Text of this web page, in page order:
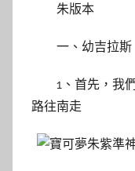
朱版本
一、幼吉拉斯
1、首先，我
路往南走